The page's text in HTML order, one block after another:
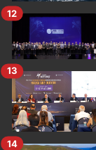
12
13
14